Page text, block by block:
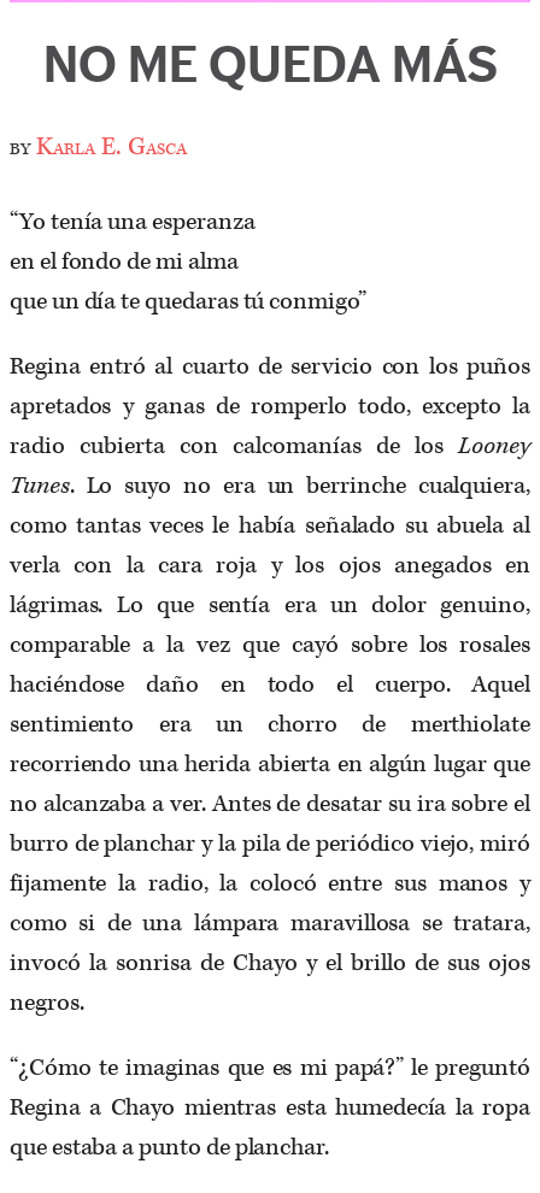
NO ME QUEDA MÁS
byKarla E. Gasca
“Yo tenía una esperanza
en el fondo de mi alma
que un día te quedaras tú conmigo”
Regina entró al cuarto de servicio con los puños
apretados y ganas de romperlo todo, excepto la
radio cubierta con calcomanías de losLooney
Tunes. Lo suyo no era un berrinche cualquiera,
como tantas veces le había señalado su abuela al
verla con la cara roja y los ojos anegados en
lágrimas. Lo que sentía era un dolor genuino,
comparable a la vez que cayó sobre los rosales
haciéndose daño en todo el cuerpo. Aquel
sentimiento era un chorro de merthiolate
recorriendo una herida abierta en algún lugar que
no alcanzaba a ver. Antes de desatar su ira sobre el
burro de planchar y la pila de periódico viejo, miró
fijamente la radio, la colocó entre sus manos y
como si de una lámpara maravillosa se tratara,
invocó la sonrisa de Chayo y el brillo de sus ojos
negros.
“¿Cómo te imaginas que es mi papá?” le preguntó
Regina a Chayo mientras esta humedecía la ropa
que estaba a punto de planchar.